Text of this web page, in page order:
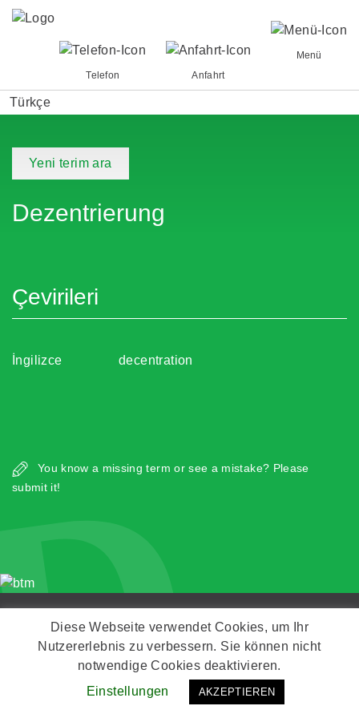
Menü
Telefon
Anfahrt
Türkçe
Yeni terim ara
Dezentrierung
Çevirileri
İngilizce decentration
You know a missing term or see a mistake? Please
submit it!
Kontakt Impressum Datenschutz
Diese Webseite verwendet Cookies, um Ihr
Nutzererlebnis zu verbessern. Sie können nicht
notwendige Cookies deaktivieren.
Einstellungen
AKZEPTIEREN